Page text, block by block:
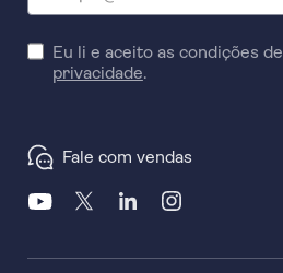
Eu li e aceito as condições
privacidade.
Fale com vendas